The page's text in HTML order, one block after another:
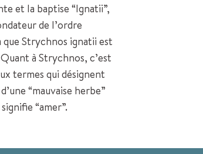
et la baptise “Ignatii”,
de l’ordre
Strychnos ignatii est
à Strychnos, c’est
termes qui désignent
“mauvaise herbe”
“amer”.